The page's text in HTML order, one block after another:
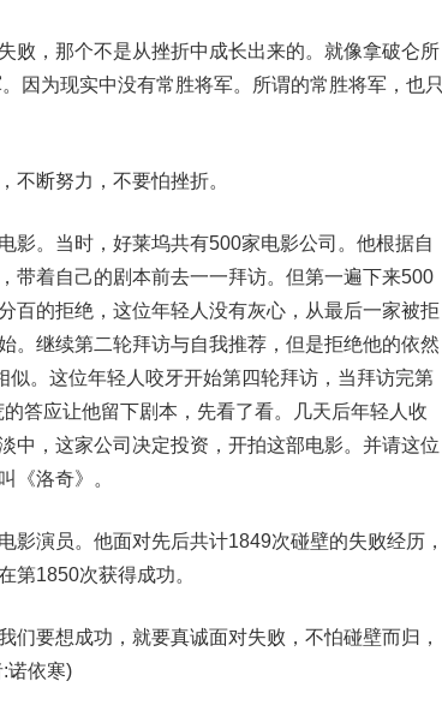
败，那个不是从挫折中成长出来的。就像拿破仑所
因为现实中没有常胜将军。所谓的常胜将军，也只
不断努力，不要怕挫折。
影。当时，好莱坞共有500家电影公司。他根据自
带着自己的剧本前去一一拜访。但第一遍下来500
百的拒绝，这位年轻人没有灰心，从最后一家被拒
。继续第二轮拜访与自我推荐，但是拒绝他的依然
。这位年轻人咬牙开始第四轮拜访，当拜访完第
答应让他留下剧本，先看了看。几天后年轻人收
中，这家公司决定投资，开拍这部电影。并请这位
《洛奇》。
影演员。他面对先后共计1849次碰壁的失败经历，
第1850次获得成功。
们要想成功，就要真诚面对失败，不怕碰壁而归，
诺依寒)